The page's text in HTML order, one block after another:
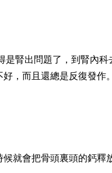
腎出問題了，到腎內
，而且還總是反復發
就會把骨頭裏頭的鈣